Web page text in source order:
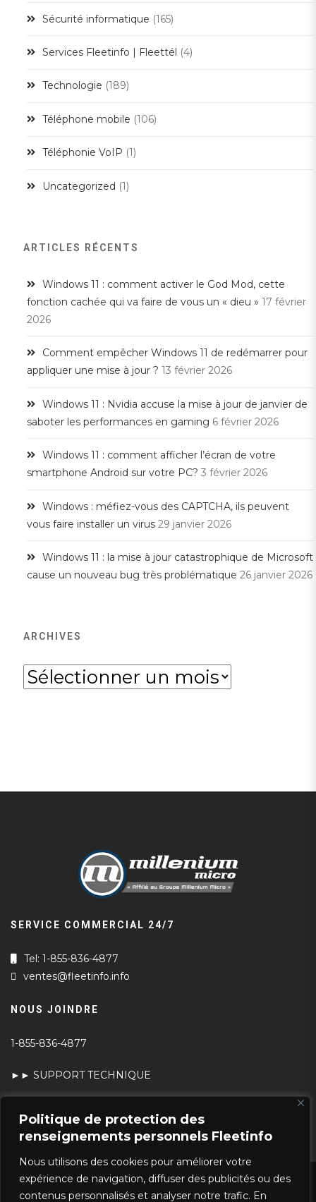
Politique de protection des
renseignements personnels Fleetinfo
Nous utilisons des cookies pour améliorer votre
expérience de navigation, diffuser des publicités ou des
contenus personnalisés et analyser notre trafic. En
Sécurité informatique (165)
Services Fleetinfo | Fleettél (4)
Technologie (189)
Téléphone mobile (106)
Téléphonie VoIP (1)
Uncategorized (1)
ARTICLES RÉCENTS
Windows 11 : comment activer le God Mod, cette
fonction cachée qui va faire de vous un « dieu » 17 février
2026
Comment empêcher Windows 11 de redémarrer pour
appliquer une mise à jour ? 13 février 2026
Windows 11 : Nvidia accuse la mise à jour de janvier de
saboter les performances en gaming 6 février 2026
Windows 11 : comment afficher l’écran de votre
smartphone Android sur votre PC? 3 février 2026
Windows : méfiez-vous des CAPTCHA, ils peuvent
vous faire installer un virus 29 janvier 2026
Windows 11 : la mise à jour catastrophique de Microsoft
cause un nouveau bug très problématique 26 janvier 2026
ARCHIVES
Archives
SERVICE COMMERCIAL 24/7
Tel: 1-855-836-4877
ventes@fleetinfo.info
NOUS JOINDRE
1-855-836-4877
►► SUPPORT TECHNIQUE
POLITIQUE DE PROTECTION DES